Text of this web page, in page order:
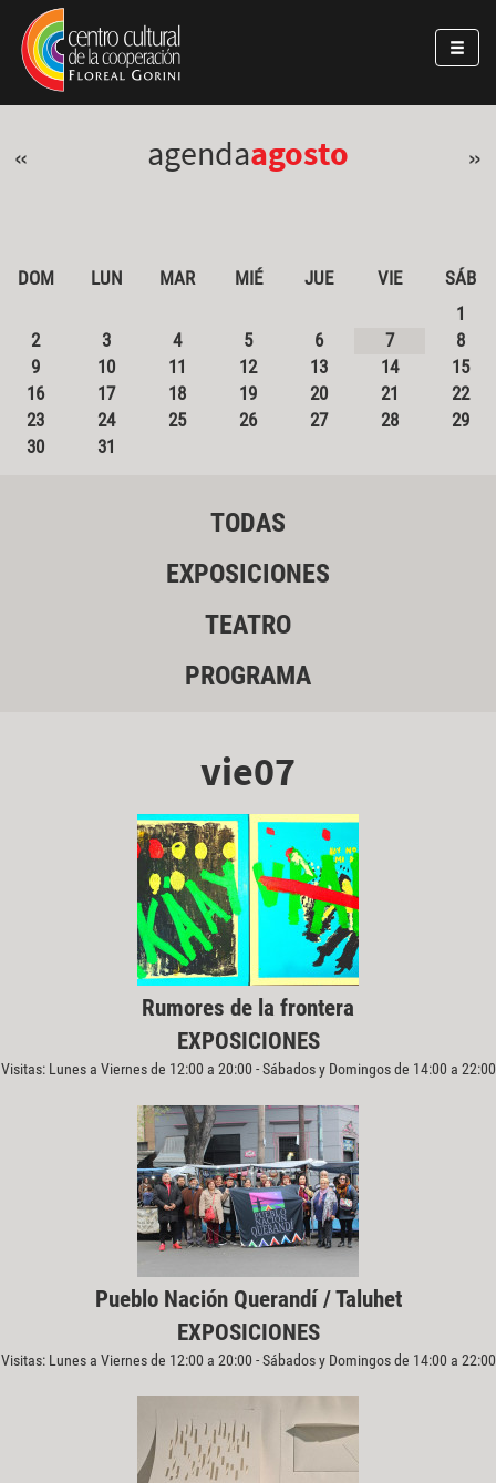
Pasar al contenido principal
Jump to main content
« agendaagosto »
DOM LUN MAR MIÉ JUE VIE
SÁB
1
2
3 4 5 6 7
8
9
10 11 12 13 14
15
16
17 18 19 20 21
22
23
24 25 26 27 28
29
30
31
TODAS
EXPOSICIONES
TEATRO
PROGRAMA
vie07
Rumores de la frontera
EXPOSICIONES
Visitas: Lunes a Viernes de 12:00 a 20:00 - Sábados y Domingos de 14:00 a 22:00
Pueblo Nación Querandí / Taluhet
EXPOSICIONES
Visitas: Lunes a Viernes de 12:00 a 20:00 - Sábados y Domingos de 14:00 a 22:00